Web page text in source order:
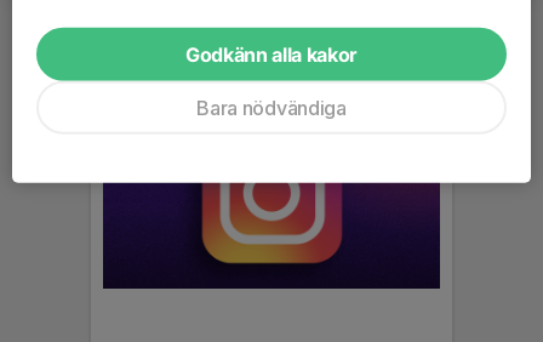
Godkänn alla kakor
Bara nödvändiga